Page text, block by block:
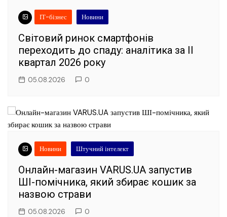
ІТ-бізнес Новини
Світовий ринок смартфонів
переходить до спаду: аналітика за II
квартал 2026 року
05.08.2026 0
Новини Штучний інтелект
Онлайн-магазин VARUS.UA запустив
ШІ-помічника, який збирає кошик за
назвою страви
05.08.2026 0